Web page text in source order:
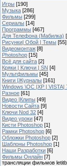
Игры [190]
Музыка [286]
Фильмы [299]
Сериалы [14]
Программы [467]
Для Телефона (Мабилка)
Рисунки| Обой | Темы [55]
Видеомонтаж [8]
Photoshop [15]
Всё для сайта [2]
Кряки | Kлючи | SN [4]
Мультфильмы [45]
Книги |Журналы [161]
Windows \OC |XP | VISTA|
Разное [61]
Видео |Клипы [49]
Новости Сайта [9]
Ключи Nod 32 [4]
Видео уроки [47]
Кисти Photoshop [1]
Рамки Photoshop [6]
Обложки Photoshop [2]
Шаблоны Photoshop [1]
Наши Разработки [6]
Фильмы Онлайн [7]
трансляции фильмов